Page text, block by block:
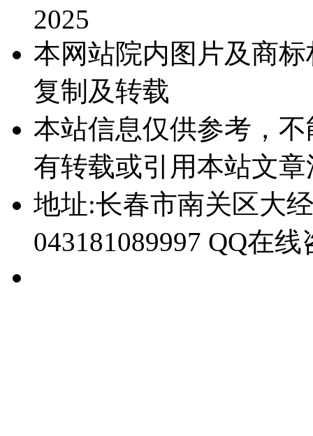
2025
本网站院内图片及商
复制及转载
本站信息仅供参考，
有转载或引用本站文
地址:长春市南关区大
043181089997 QQ在